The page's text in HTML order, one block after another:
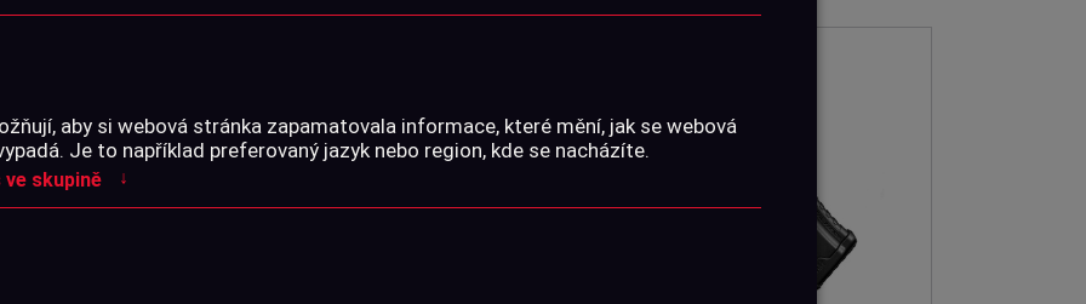
aby si webová stránka zapamatovala informace, které mění, jak se webová
Je to například preferovaný jazyk nebo region, kde se nacházíte.
skupině ↓